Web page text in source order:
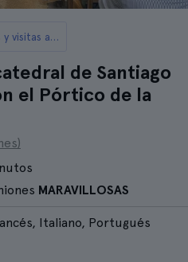
Boletas y visitas a la Catedral de Santiago de Compostela
de Santiago
el Pórtico de la
MARAVILLOSAS
Italiano, Portugués